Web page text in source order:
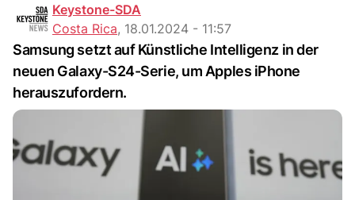
Keystone-SDA
Costa Rica, 18.01.2024 - 11:57
Samsung setzt auf Künstliche Intelligenz in der
neuen Galaxy-S24-Serie, um Apples iPhone
herauszufordern.